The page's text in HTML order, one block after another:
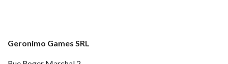
Geronimo Games SRL